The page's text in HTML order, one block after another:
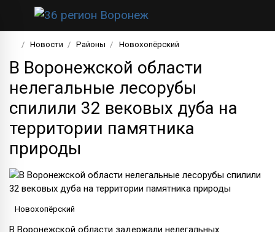
Новости Районы Новохопёрский
В Воронежской области
нелегальные лесорубы
спилили 32 вековых дуба на
территории памятника
природы
Новохопёрский
В Воронежской области задержали нелегальных